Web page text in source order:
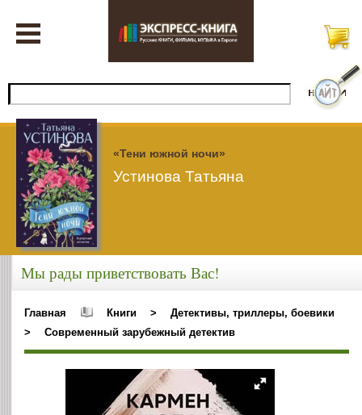
«Тени южной ночи»
Устинова Татьяна
Мы рады приветствовать Вас!
Главная Книги >
Детективы, триллеры, боевики
>
Современный зарубежный детектив